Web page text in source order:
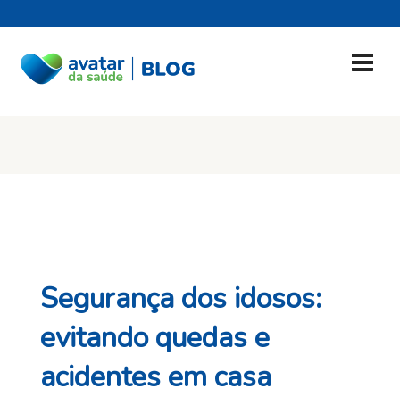
Segurança dos idosos:
evitando quedas e
acidentes em casa